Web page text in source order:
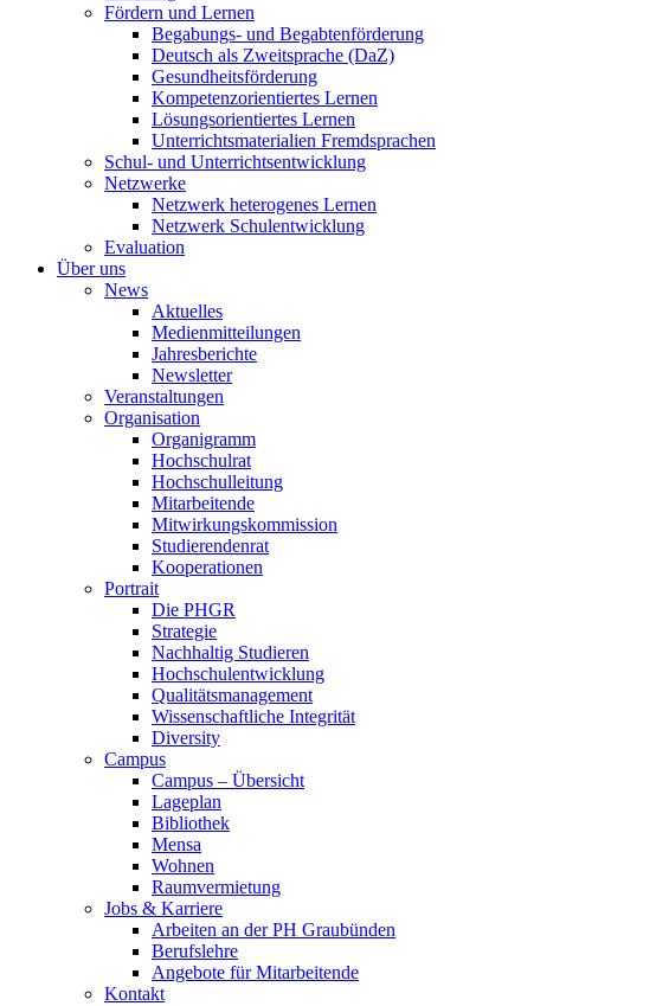
Fördern und Lernen
Begabungs- und Begabtenförderung
Deutsch als Zweitsprache (DaZ)
Gesundheitsförderung
Kompetenzorientiertes Lernen
Lösungsorientiertes Lernen
Unterrichtsmaterialien Fremdsprachen
Schul- und Unterrichtsentwicklung
Netzwerke
Netzwerk heterogenes Lernen
Netzwerk Schulentwicklung
Evaluation
Über uns
News
Aktuelles
Medienmitteilungen
Jahresberichte
Newsletter
Veranstaltungen
Organisation
Organigramm
Hochschulrat
Hochschulleitung
Mitarbeitende
Mitwirkungskommission
Studierendenrat
Kooperationen
Portrait
Die PHGR
Strategie
Nachhaltig Studieren
Hochschulentwicklung
Qualitätsmanagement
Wissenschaftliche Integrität
Diversity
Campus
Campus – Übersicht
Lageplan
Bibliothek
Mensa
Wohnen
Raumvermietung
Jobs & Karriere
Arbeiten an der PH Graubünden
Berufslehre
Angebote für Mitarbeitende
Kontakt